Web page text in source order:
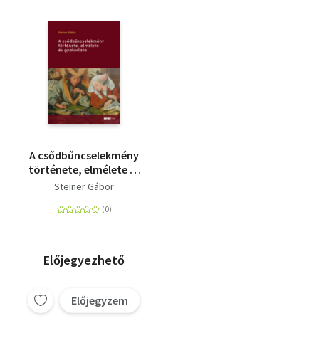
A csődbűncselekmény
története, elmélete és
gyakorlata
Steiner Gábor
Előjegyezhető
Előjegyzem